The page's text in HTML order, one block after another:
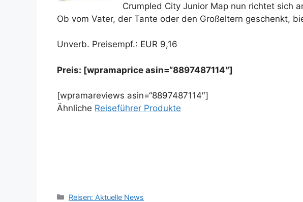
Crumpled City Junior Map nun richtet sich
Ob vom Vater, der Tante oder den Großeltern geschenkt,
Unverb. Preisempf.: EUR 9,16
Preis: [wpramaprice asin=“8897487114″]
[wpramareviews asin=“8897487114″]
Ähnliche Reiseführer Produkte
Kategorien
Reisen: Aktuelle News